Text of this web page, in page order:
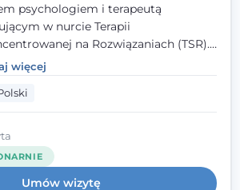
psychologiem i terapeutą
w nurcie Terapii
na Rozwiązaniach (TSR).
młodzieży i dorosłym z
zrozumieniem i bez oceniania.
przestrzeń do bycia sobą, bo wiem, że
człowieku jest coś wyjątkowego.
więcej
Umów wizytę